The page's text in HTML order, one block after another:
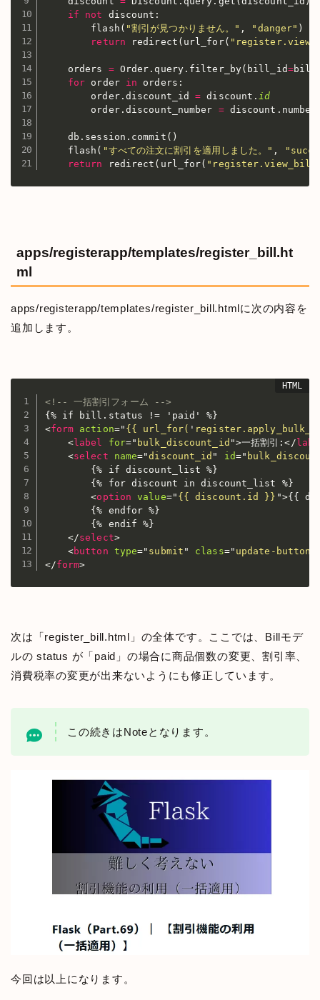
if
not discount :
        flash
( "割引が見つかりません。" , "danger" )
return redirect ( url_for(
    orders
= Order . query. filter_by( bill_id=
for order in orders :
        order
. discount_id = discount . id
        order
. discount_number = discount . number
    db
. session . commit ( )
    flash
( "すべての注文に割引を適用しました。" ,
return
redirect ( url_for(
apps/registerapp/templates/register_bill.ht
ml
apps/registerapp/templates/register_bill.htmlに次の内容を
追加します。
<!-- 一括割引フォーム -->
<form action=" {{ url_for( '
<label for=" bulk_discount_id ">一括割引:</
<select name="discount_id " id="
        {% if discount_list %}
        {% for discount in discount_list %}
<option value=" {{ discount.id }} ">{{
        {% endfor %}
        {% endif %}
</select>
<button type=" submit " class=" update-button
</form>
次は「register_bill.html」の全体です。ここでは、Billモデ
ルの status が「paid」の場合に商品個数の変更、割引率、
消費税率の変更が出来ないようにも修正しています。
この続きはNoteとなります。
今回は以上になります。